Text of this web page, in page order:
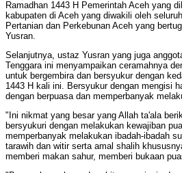
Ramadhan 1443 H Pemerintah Aceh yang
kabupaten di Aceh yang diwakili oleh
Pertanian dan Perkebunan Aceh yang
Yusran.
Selanjutnya, ustaz Yusran yang juga
Tenggara ini menyampaikan ceramahnya
untuk bergembira dan bersyukur dengan
1443 H kali ini. Bersyukur dengan mengisi
dengan berpuasa dan memperbanyak
"Ini nikmat yang besar yang Allah ta'ala
bersyukuri dengan melakukan kewajiban
memperbanyak melakukan ibadah-ibadah
tarawih dan witir serta amal shalih
memberi makan sahur, memberi bukaan